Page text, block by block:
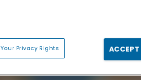
Your Privacy Rights